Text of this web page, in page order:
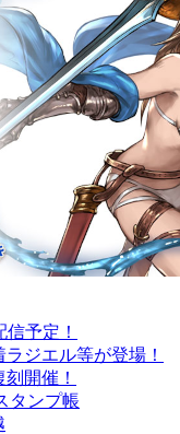
予定！
ジエル等が登場！
開催！
タンプ帳